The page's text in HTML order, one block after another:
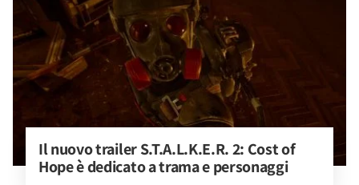
Il nuovo trailer S.T.A.L.K.E.R. 2: Cost of
Hope è dedicato a trama e personaggi